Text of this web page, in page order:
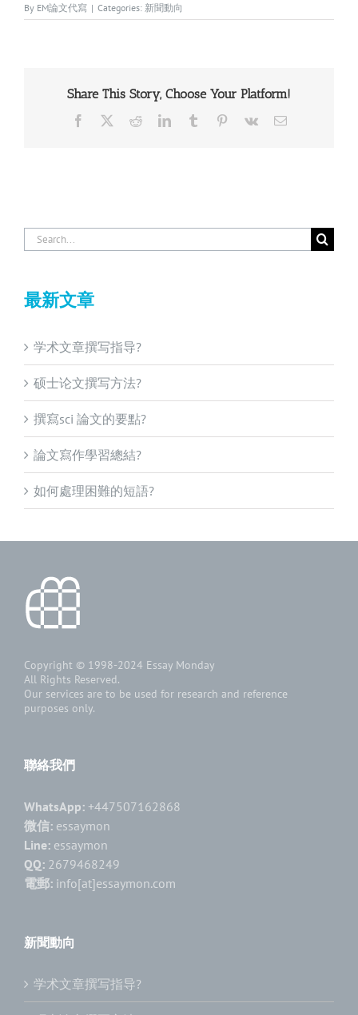
By EM論文代寫 | Categories: 新聞動向
Share This Story, Choose Your Platform!
Facebook RedditLinkedInTumblr Pinterest
Vk Email
Search
for:
最新文章
学术文章撰写指导?
硕士论文撰写方法?
撰寫sci 論文的要點?
論文寫作學習總結?
如何處理困難的短語?
Copyright © 1998-2024 Essay Monday
All Rights Reserved.
Our services are to be used for research and reference
purposes only.
聯絡我們
WhatsApp: +447507162868
微信: essaymon
Line: essaymon
QQ: 2679468249
電郵: info[at]essaymon.com
新聞動向
学术文章撰写指导?